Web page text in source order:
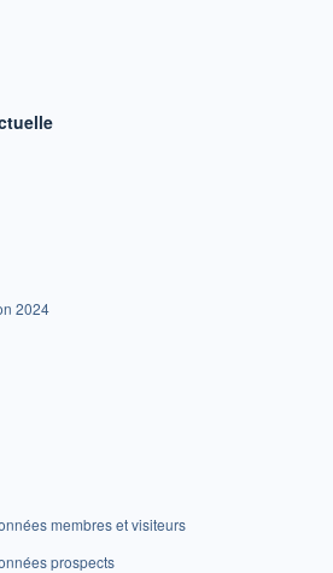
2024
membres et visiteurs
prospects